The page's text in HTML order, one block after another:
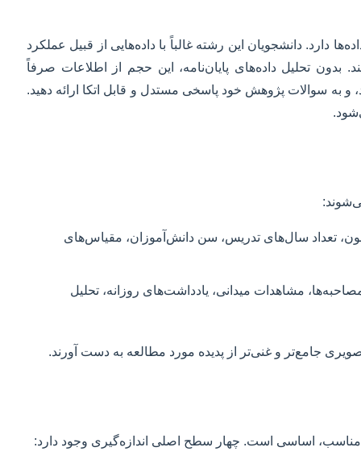
دارد. دانشجویان این رشته غالباً با داده‌هایی از قبیل عملکرد
تحلیل داده‌های پایان‌نامه، این حجم از اطلاعات صرفاً
و به سوالات پژوهش خود پاسخی مستدل و قابل اتکا ارائه دهید.
تعداد سال‌های تدریس، سن دانش‌آموزان، مقیاس‌های
مشاهدات میدانی، یادداشت‌های روزانه، تحلیل
جامع‌تر و غنی‌تر از پدیده مورد مطالعه به دست آورند.